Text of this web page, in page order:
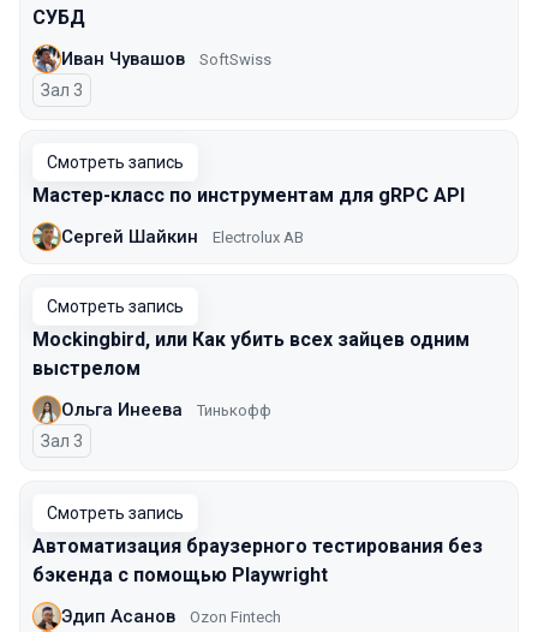
СУБД
Иван Чувашов SoftSwiss
Зал 3
Смотреть запись
Мастер-класс по инструментам для gRPC API
Сергей Шайкин Electrolux AB
Смотреть запись
Mockingbird, или Как убить всех зайцев одним
выстрелом
Ольга Инеева Тинькофф
Зал 3
Смотреть запись
Автоматизация браузерного тестирования без
бэкенда с помощью Playwright
Эдип Асанов Ozon Fintech